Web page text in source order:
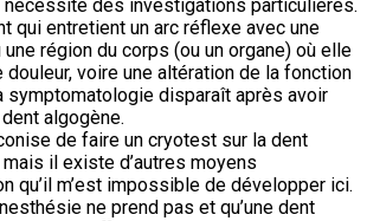
des investigations particulières.
qui entretient un arc réflexe avec une
une région du corps (ou un organe) où elle
douleur, voire une altération de la fonction
symptomatologie disparaît après avoir
algogène.
de faire un cryotest sur la dent
il existe d’autres moyens
qu’il m’est impossible de développer ici.
ne prend pas et qu’une dent